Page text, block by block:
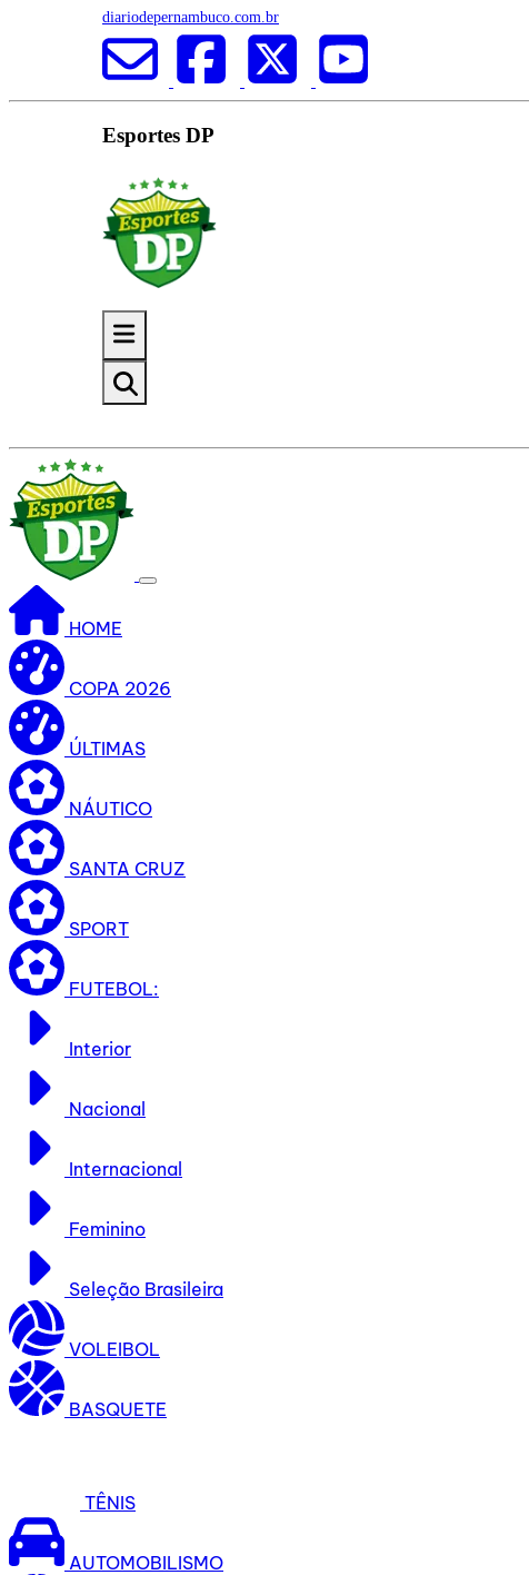
diariodepernambuco.com.br
Esportes DP
HOME
COPA 2026
ÚLTIMAS
NÁUTICO
SANTA CRUZ
SPORT
FUTEBOL:
Interior
Nacional
Internacional
Feminino
Seleção Brasileira
VOLEIBOL
BASQUETE
TÊNIS
AUTOMOBILISMO